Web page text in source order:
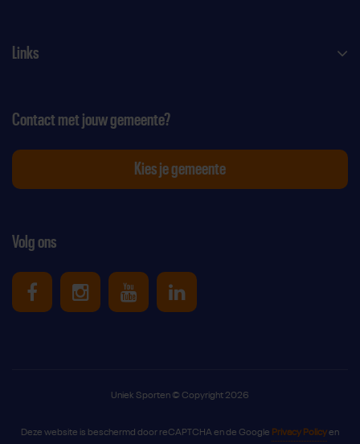
Links
Volg ons
Uniek Sporten op Facebook
Uniek Sporten op Instagram
Uniek Sporten op Youtube
Uniek Sporten op
Contact met jouw gemeente?
Kies je gemeente
Uniek Sporten © Copyright 2026
Deze website is beschermd door reCAPTCHA en de Google Privacy Policyen